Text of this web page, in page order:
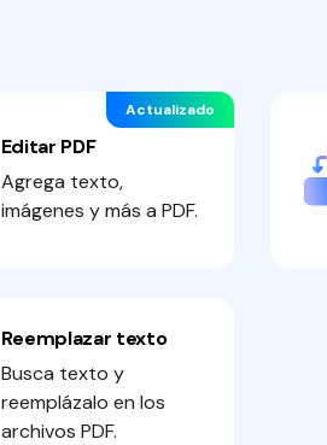
Editar PDF
Agrega texto,
imágenes y más a PDF.
Actualizado
Reemplazar texto
Busca texto y
reemplázalo en los
archivos PDF.